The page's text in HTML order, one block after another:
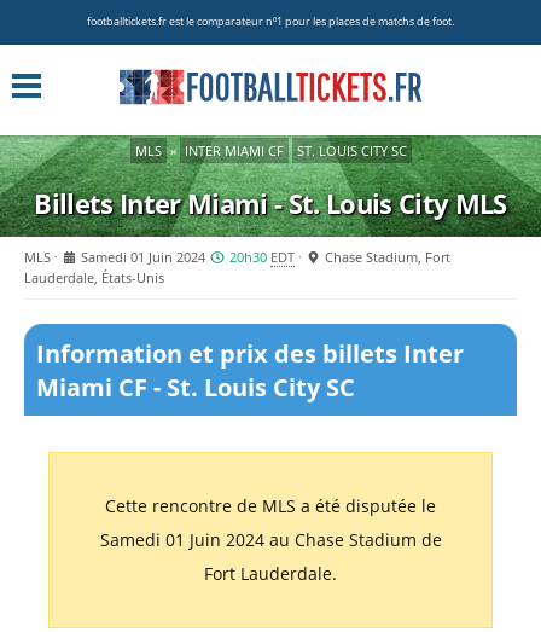
footballtickets.fr est le comparateur nº1 pour les places de matchs de foot.
MLS » INTER MIAMI CF ST. LOUIS CITY SC
Billets Inter Miami - St. Louis CityMLS
MLS Samedi 01 Juin 2024 20h30 EDT
Chase Stadium, Fort
Lauderdale, États-Unis
Information et prix des billets Inter
Miami CF - St. Louis City SC
Cette rencontre de MLS a été disputée le
Samedi 01 Juin 2024 au Chase Stadium de
Fort Lauderdale.